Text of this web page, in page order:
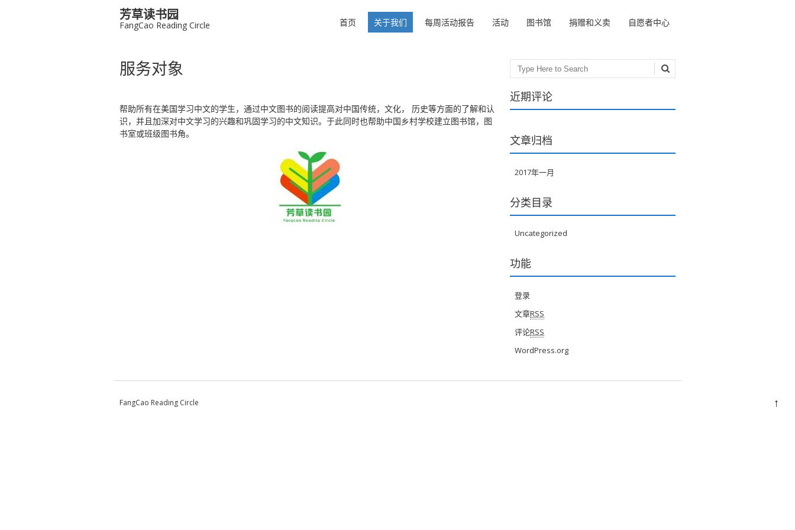
芳草读书园
FangCao Reading Circle 首页 关于我们 每周活动报告 活动 图书馆 捐赠和义卖 自愿者中心
服务对象
帮助所有在美国学习中文的学生，通过中文图书的阅读提高对中国传统，文化， 历史等方面的了解和认
识，并且加深对中文学习的兴趣和巩固学习的中文知识。于此同时也帮助中国乡村学校建立图书馆，图
书室或班级图书角。
Search
近期评论
文章归档
2017年一月
分类目录
Uncategorized
功能
登录
文章RSS
评论RSS
WordPress.org
FangCao Reading Circle ↑